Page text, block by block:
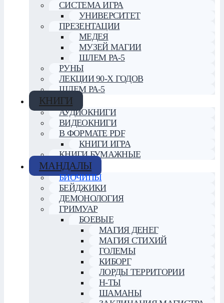
СИСТЕМА ИГРА
УНИВЕРСИТЕТ
ПРЕЗЕНТАЦИИ
МЕДЕЯ
МУЗЕЙ МАГИИ
ШЛЕМ РА-5
РУНЫ
ЛЕКЦИИ 90-Х ГОДОВ
ШЛЕМ РА-5
КНИГИ
АУДИОКНИГИ
ВИДЕОКНИГИ
В ФОРМАТЕ PDF
КНИГИ ИГРА
КНИГИ БУМАЖНЫЕ
МАНДАЛЫ
БИОЧИПЫ
БЕЙДЖИКИ
ДЕМОНОЛОГИЯ
ГРИМУАР
БОЕВЫЕ
МАГИЯ ДЕНЕГ
МАГИЯ СТИХИЙ
ГОЛЕМЫ
КИБОРГ
ЛОРДЫ ТЕРРИТОРИИ
Н-ТЫ
ШАМАНЫ